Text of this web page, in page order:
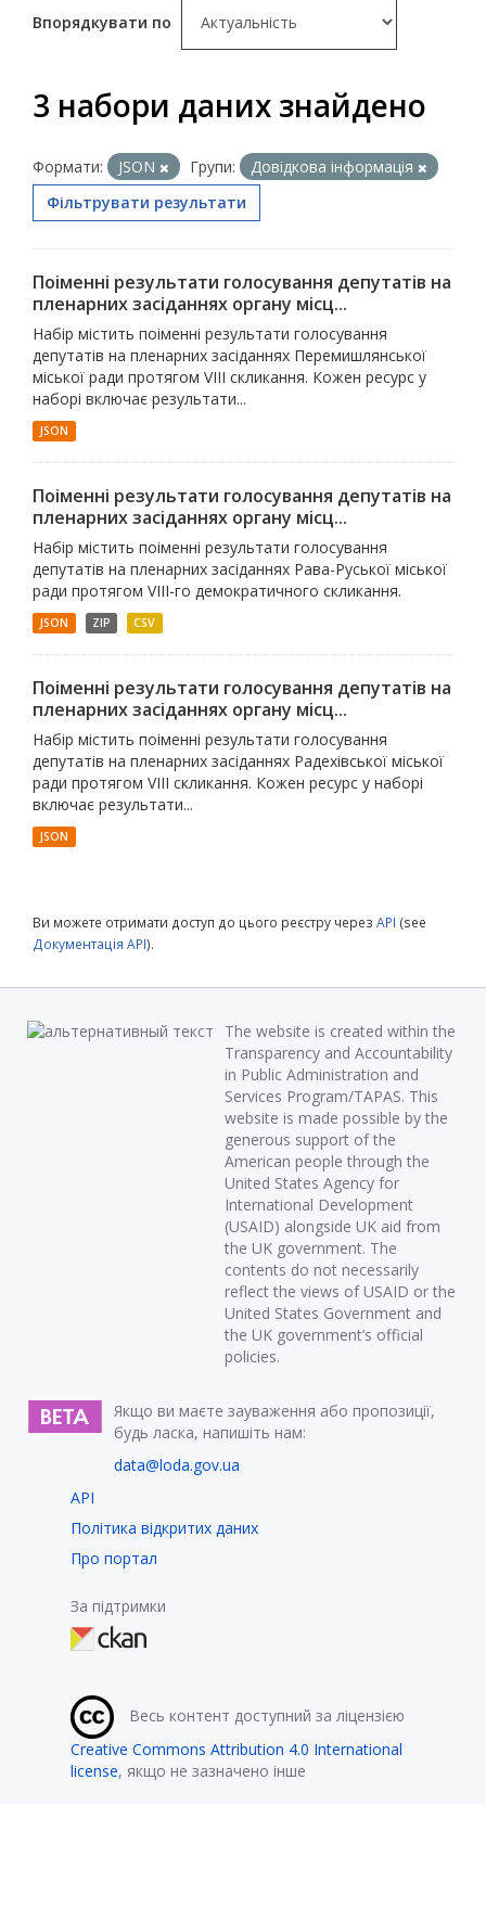
Впорядкувати по
3 набори даних знайдено
Формати: JSON Групи:
Довідкова інформація
Фільтрувати результати
Поіменні результати голосування депутатів на
пленарних засіданнях органу місц...
Набір містить поіменні результати голосування
депутатів на пленарних засіданнях Перемишлянської
міської ради протягом VIII скликання. Кожен ресурс у
наборі включає результати...
JSON
Поіменні результати голосування депутатів на
пленарних засіданнях органу місц...
Набір містить поіменні результати голосування
депутатів на пленарних засіданнях Рава-Руської міської
ради протягом VІII-го демократичного скликання.
JSON ZIP CSV
Поіменні результати голосування депутатів на
пленарних засіданнях органу місц...
Набір містить поіменні результати голосування
депутатів на пленарних засіданнях Радехівської міської
ради протягом VIІI скликання. Кожен ресурс у наборі
включає результати...
JSON
Ви можете отримати доступ до цього реєстру через API (see
Документація API).
The website is created within the
Transparency and Accountability
in Public Administration and
Services Program/TAPAS. This
website is made possible by the
generous support of the
American people through the
United States Agency for
International Development
(USAID) alongside UK aid from
the UK government. The
contents do not necessarily
reflect the views of USAID or the
United States Government and
the UK government’s official
policies.
Якщо ви маєте зауваження або пропозиції,
будь ласка, напишіть нам:
data@loda.gov.ua
API
Політика відкритих даних
Про портал
За підтримки
Весь контент доступний за ліцензією
Creative Commons Attribution 4.0 International
license, якщо не зазначено інше